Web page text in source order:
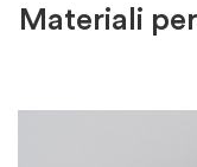
Materiali